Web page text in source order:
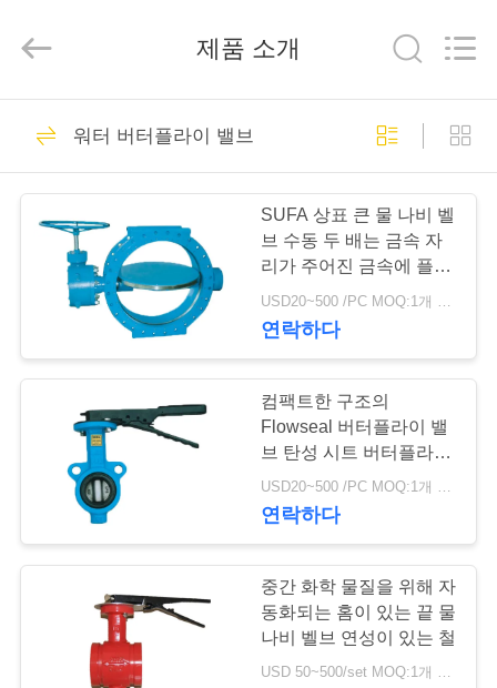
제
리
것
Suzhou
Ephood
Reserved.
가스압력 규칙
피셔 가스 조절기
44
차별 압력 전송기
17
제품 소개
워터 버터플라이 밸브
SUFA 상표 큰 물 나비 벨
브 수동 두 배는 금속 자
리가 주어진 금속에 플랜
지를 붙였습니다
USD20~500 /PC MOQ:1개 세트
연락하다
컴팩트한 구조의
Flowseal 버터플라이 밸
브 탄성 시트 버터플라이
밸브
USD20~500 /PC MOQ:1개 세트
연락하다
중간 화학 물질을 위해 자
동화되는 홈이 있는 끝 물
나비 벨브 연성이 있는 철
USD 50~500/set MOQ:1개 세트